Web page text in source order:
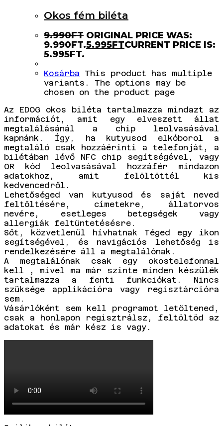
Okos fém biléta
9.990FT ORIGINAL PRICE WAS:
9.990FT.5.995FTCURRENT PRICE IS:
5.995FT.
Kosárba This product has multiple
variants. The options may be
chosen on the product page
Az EDOG okos biléta tartalmazza mindazt az
információt, amit egy elveszett állat
megtalálásánál a chip leolvasásával
kapnánk. Így, ha kutyusod elkóborol a
megtaláló csak hozzáérinti a telefonját, a
bilétában lévő NFC chip segítségével, vagy
QR kód leolvasásával hozzáfér mindazon
adatokhoz, amit felöltöttél kis
kedvencedről.
Lehetőséged van kutyusod és saját neved
feltöltésére, címetekre, állatorvos
nevére, esetleges betegségek vagy
allergiák feltüntetésésre.
Sőt, közvetlenül hívhatnak Téged egy ikon
segítségével, és navigációs lehetőség is
rendelkezésére áll a megtalálónak.
A megtalálónak csak egy okostelefonnal
kell , mivel ma már szinte minden készülék
tartalmazza a fenti funkciókat. Nincs
szüksége applikációra vagy regisztárcióra
sem.
Vásárlóként sem kell programot letöltened,
csak a honlapon regisztrálsz, feltöltöd az
adatokat és már kész is vagy.